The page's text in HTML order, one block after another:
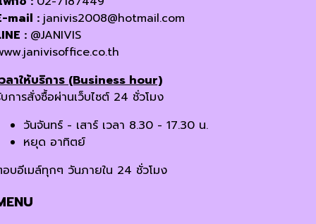
mail : janivis2008@hotmail.com
: @JANIVIS
ลาให้บริการ (Business hour)
การสั่งซื้อผ่านเว็บไซต์ 24 ชั่วโมง
วันจันทร์ - เสาร์ เวลา 8.30 - 17.30 น.
หยุด อาทิตย์
บอีเมล์ทุกๆ วันภายใน 24 ชั่วโมง